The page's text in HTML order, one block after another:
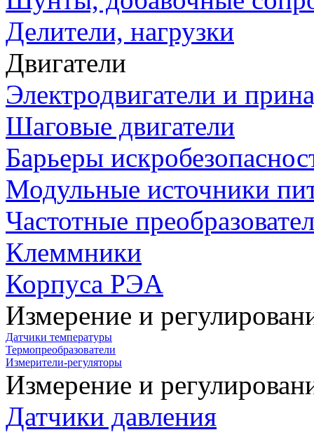
Делители, нагрузки
Двигатели
Электродвигатели и
Шаговые двигатели
Барьеры
Модульные источники
Частотные
Клеммники
Корпуса РЭА
Измерение и
Датчики температуры
Термопреобразователи
Измерители-регуляторы
Измерение и
Датчики давления